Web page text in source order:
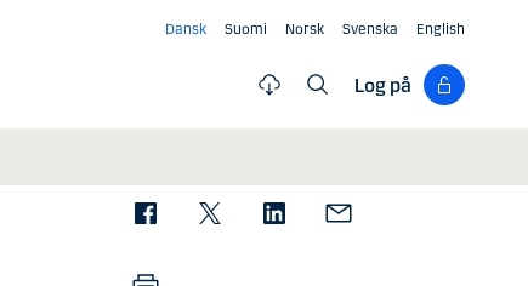
Dansk Suomi Norsk Svenska English
Log på